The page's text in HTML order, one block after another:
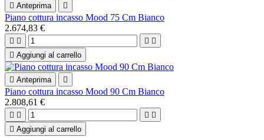
 Anteprima 
Piano cottura incasso Mood 75 Cm Bianco
2.674,83 €
   
 Aggiungi al carrello
 Anteprima 
Piano cottura incasso Mood 90 Cm Bianco
2.808,61 €
   
 Aggiungi al carrello